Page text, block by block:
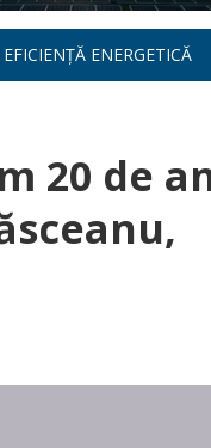
EFICIENȚĂ ENERGETICĂ
20 de